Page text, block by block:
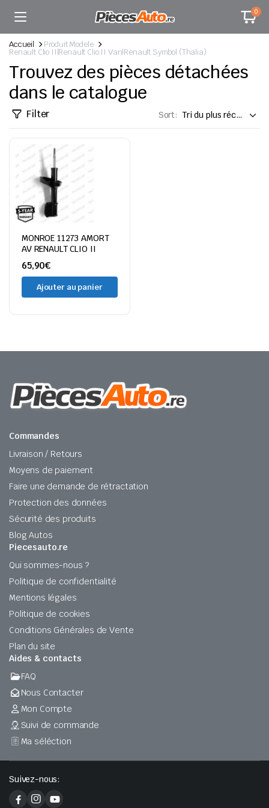
0
Accueil Produit Modele
Renault Clio II|Renault Clio II Van|Renault Symbol (Thalia)
Trouvez des pièces détachées
dans le catalogue
Filter Sort:
MONROE 11273 AMORT
AV RENAULT CLIO II
65,90€
Ajouter au panier
Commandes
Livraison / Retours
Moyens de paiement
Faire une demande de rétractation
Protection des données
Sécurité des produits
Blog Autos
Piecesauto.re
Qui sommes-nous ?
Politique de confidentialité
Mentions légales
Politique de cookies
Conditions Générales de Vente
Plan du site
Aides & contacts
FAQ
Nous Contacter
Mon Compte
Suivi de commande
Ma séléction
Suivez-nous: